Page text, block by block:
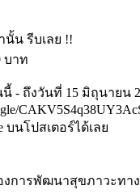
นั้น รีบเลย !!
บาท
- ถึงวันที่ 15 มิถุนายน
บนโปสเตอร์ได้เลย
งการพัฒนาสุขภาวะทา